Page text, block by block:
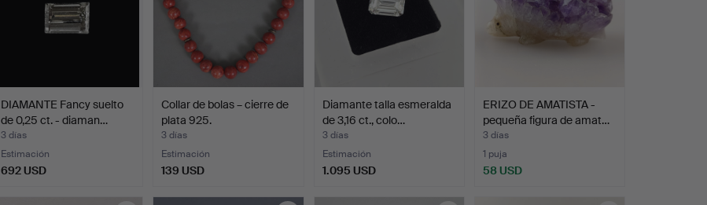
DIAMANTE Fancy suelto
de 0,25 ct. - diaman…
3 días
Estimación
692 USD
Collar de bolas – cierre de
plata 925.
3 días
Estimación
139 USD
Diamante talla esmeralda
de 3,16 ct., colo…
3 días
Estimación
1.095 USD
ERIZO DE AMATISTA -
pequeña figura de amat…
3 días
1 puja
58 USD